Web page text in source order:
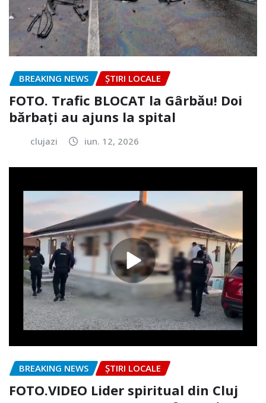
BREAKING NEWS ȘTIRI LOCALE
FOTO. Trafic BLOCAT la Gârbău! Doi
bărbați au ajuns la spital
clujazi iun. 12, 2026
BREAKING NEWS ȘTIRI LOCALE
FOTO.VIDEO Lider spiritual din Cluj